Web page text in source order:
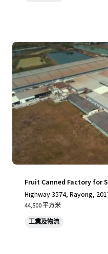
Fruit Canned Factory for
Highway 3574, Rayong,
44,500 平方米
工業及物流